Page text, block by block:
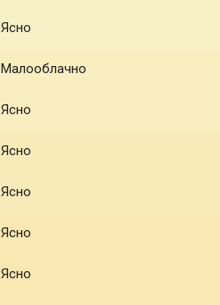
Ясно
Малооблачно
Ясно
Ясно
Ясно
Ясно
Ясно